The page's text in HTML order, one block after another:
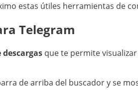
estas útiles herramientas de
Telegram
descargas que te permite
de arriba del buscador y se